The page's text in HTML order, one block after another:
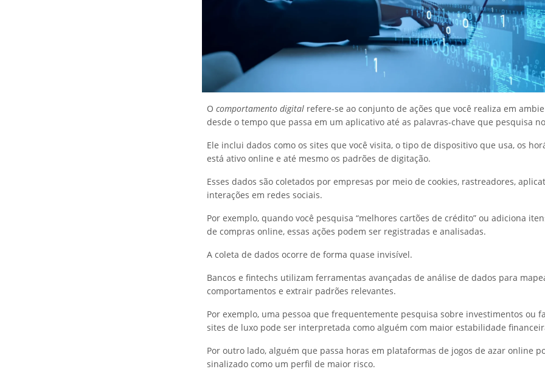
O comportamento digital refere-se ao conjunto de ações que você realiza em
desde o tempo que passa em um aplicativo até as palavras-chave que pesquisa
Ele inclui dados como os sites que você visita, o tipo de dispositivo que usa, os
está ativo online e até mesmo os padrões de digitação.
Esses dados são coletados por empresas por meio de cookies, rastreadores,
interações em redes sociais.
Por exemplo, quando você pesquisa “melhores cartões de crédito” ou adiciona
de compras online, essas ações podem ser registradas e analisadas.
A coleta de dados ocorre de forma quase invisível.
Bancos e fintechs utilizam ferramentas avançadas de análise de dados para
comportamentos e extrair padrões relevantes.
Por exemplo, uma pessoa que frequentemente pesquisa sobre investimentos ou
sites de luxo pode ser interpretada como alguém com maior estabilidade
Por outro lado, alguém que passa horas em plataformas de jogos de azar online
sinalizado como um perfil de maior risco.